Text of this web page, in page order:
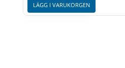
LÄGG I VARUKORGEN